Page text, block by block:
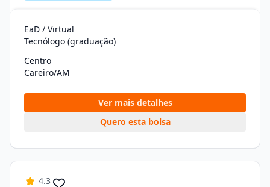
EaD / Virtual
Tecnólogo (graduação)
Centro
Careiro/AM
Ver mais detalhes
Quero esta bolsa
4.3